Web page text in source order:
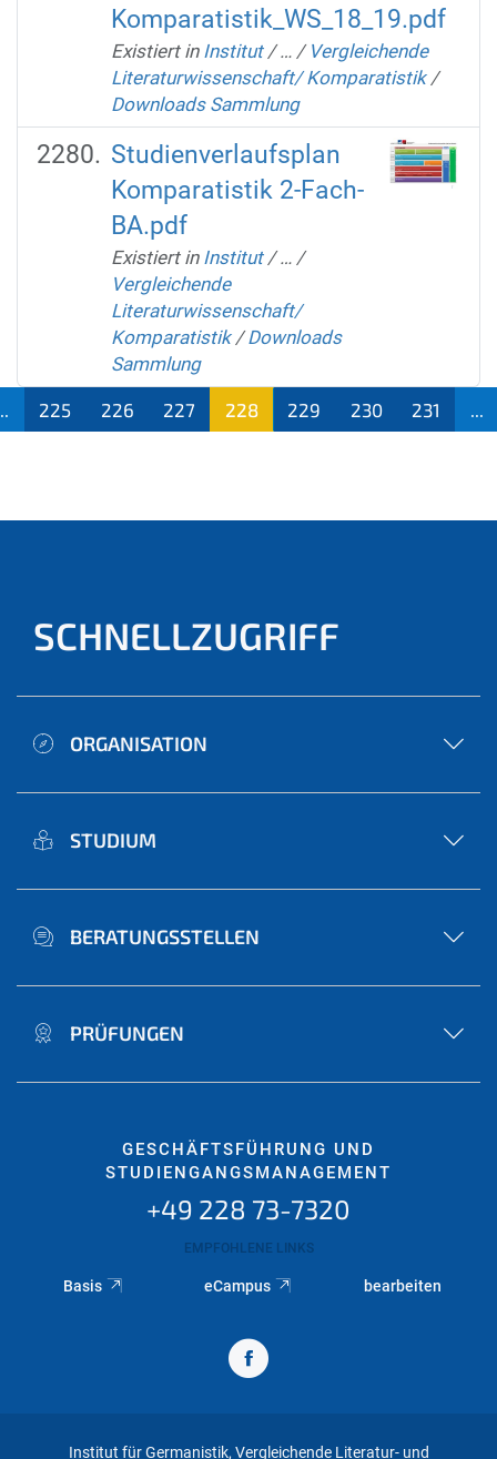
Komparatistik_WS_18_19.pdf
Existiert in Institut /… / Vergleichende
Literaturwissenschaft/ Komparatistik /
Downloads Sammlung
Studienverlaufsplan
Komparatistik 2-Fach-
BA.pdf
Existiert in Institut /… /
Vergleichende
Literaturwissenschaft/
Komparatistik /Downloads
Sammlung
225 226 227
228
229 230 231
SCHNELLZUGRIFF
ORGANISATION
STUDIUM
BERATUNGSSTELLEN
PRÜFUNGEN
GESCHÄFTSFÜHRUNG UND
STUDIENGANGSMANAGEMENT
+49 228 73-7320
EMPFOHLENE LINKS
Basis eCampus bearbeiten
Institut für Germanistik, Vergleichende Literatur- und